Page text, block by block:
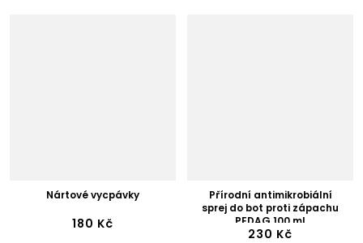
Nártové vycpávky
180 Kč
Přírodní antimikrobiální
sprej do bot proti zápachu
PEDAG 100 ml
230 Kč